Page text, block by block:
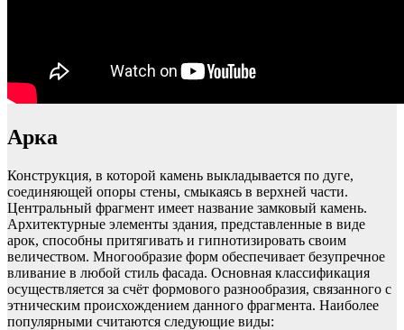
Арка
Конструкция, в которой камень выкладывается по дуге,
соединяющей опоры стены, смыкаясь в верхней части.
Центральный фрагмент имеет название замковый камень.
Архитектурные элементы здания, представленные в виде
арок, способны притягивать и гипнотизировать своим
величеством. Многообразие форм обеспечивает безупречное
вливание в любой стиль фасада. Основная классификация
осуществляется за счёт формового разнообразия, связанного с
этническим происхождением данного фрагмента. Наиболее
популярными считаются следующие виды: